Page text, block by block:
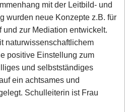
mit der Leitbild- und
wurden neue Konzepte z.B. für
zur Mediation entwickelt.
naturwissenschaftlichem
positive Einstellung zum
und selbstständiges
ein achtsames und
Schulleiterin ist Frau